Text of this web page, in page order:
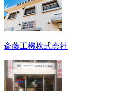
斎藤工機株式会社